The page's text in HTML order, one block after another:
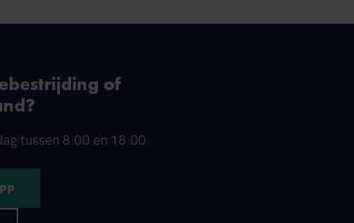
of
tussen 8:00 en 18:00.